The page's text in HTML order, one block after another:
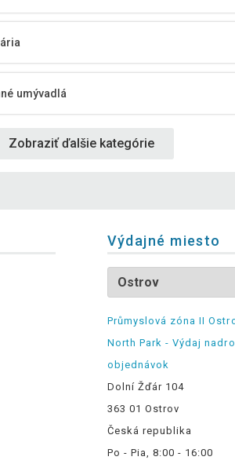
umývadlá
Zobraziť ďalšie kategórie
Výdajné miesto
Průmyslová zóna II
North Park - Výdaj
objednávok
Dolní Žďár 104
363 01 Ostrov
Česká republika
Po - Pia, 8:00 - 16:00